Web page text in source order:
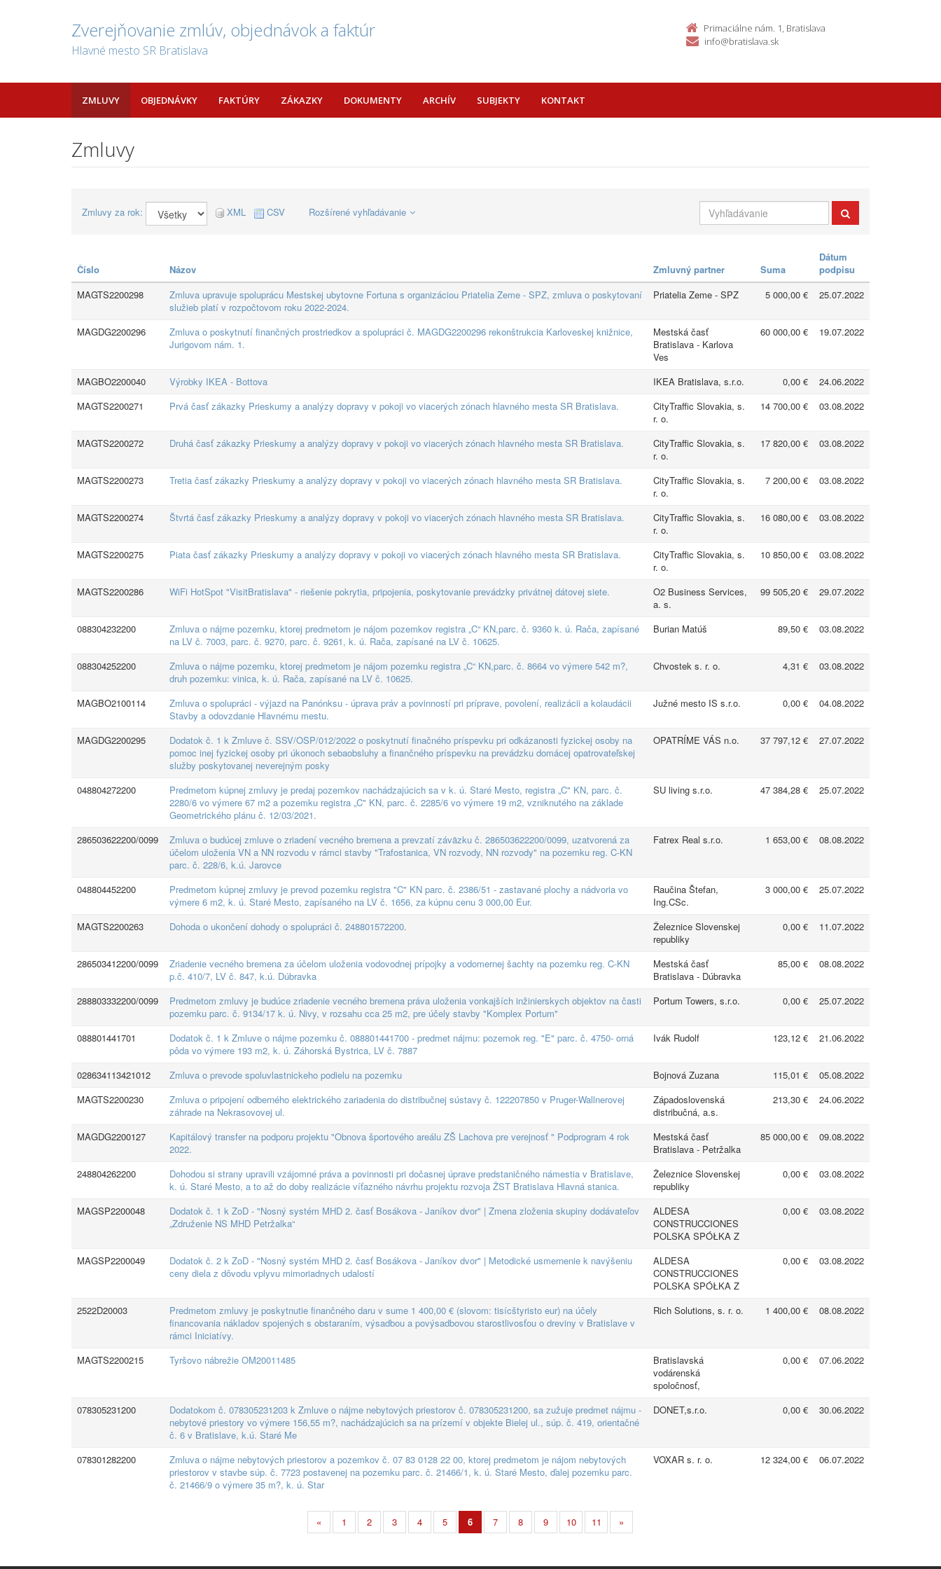
Zverejňovanie zmlúv, objednávok a faktúr
Hlavné mesto SR Bratislava
Primaciálne nám. 1, Bratislava
info@bratislava.sk
ZMLUVY OBJEDNÁVKY FAKTÚRY ZÁKAZKY DOKUMENTY ARCHÍV SUBJEKTY KONTAKT
Zmluvy
Zmluvy za rok: XML CSV Rozšírené vyhľadávanie
Číslo Názov Zmluvný partner Suma
Dátum
podpisu
MAGTS2200298
Zmluva upravuje spoluprácu Mestskej ubytovne Fortuna s organizáciou Priatelia Zeme - SPZ, zmluva o poskytovaní
služieb platí v rozpočtovom roku 2022-2024.
Priatelia Zeme - SPZ 5 000,00 € 25.07.2022
MAGDG2200296
Zmluva o poskytnutí finančných prostriedkov a spolupráci č. MAGDG2200296 rekonštrukcia Karloveskej knižnice,
Jurigovom nám. 1.
Mestská časť
Bratislava - Karlova
Ves
60 000,00 € 19.07.2022
MAGBO2200040 Výrobky IKEA - Bottova IKEA Bratislava, s.r.o. 0,00 €
24.06.2022
MAGTS2200271
Prvá časť zákazky Prieskumy a analýzy dopravy v pokoji vo viacerých zónach hlavného mesta SR Bratislava.
CityTraffic Slovakia, s.
r. o.
14 700,00 € 03.08.2022
MAGTS2200272 Druhá časť zákazky Prieskumy a analýzy dopravy v pokoji vo viacerých zónach hlavného mesta SR Bratislava.
CityTraffic Slovakia, s.
r. o.
17 820,00 € 03.08.2022
MAGTS2200273 Tretia časť zákazky Prieskumy a analýzy dopravy v pokoji vo viacerých zónach hlavného mesta SR Bratislava.
CityTraffic Slovakia, s.
r. o.
7 200,00 € 03.08.2022
MAGTS2200274 Štvrtá časť zákazky Prieskumy a analýzy dopravy v pokoji vo viacerých zónach hlavného mesta SR Bratislava.
CityTraffic Slovakia, s.
r. o.
16 080,00 € 03.08.2022
MAGTS2200275 Piata časť zákazky Prieskumy a analýzy dopravy v pokoji vo viacerých zónach hlavného mesta SR Bratislava.
CityTraffic Slovakia, s.
r. o.
10 850,00 € 03.08.2022
MAGTS2200286 WiFi HotSpot "VisitBratislava" - riešenie pokrytia, pripojenia, poskytovanie prevádzky privátnej dátovej siete.
O2 Business Services,
a. s.
99 505,20 € 29.07.2022
088304232200
Zmluva o nájme pozemku, ktorej predmetom je nájom pozemkov registra „C“ KN,parc. č. 9360 k. ú. Rača, zapísané
na LV č. 7003, parc. č. 9270, parc. č. 9261, k. ú. Rača, zapísané na LV č. 10625.
Burian Matúš 89,50 € 03.08.2022
088304252200
Zmluva o nájme pozemku, ktorej predmetom je nájom pozemku registra „C“ KN,parc. č. 8664 vo výmere 542 m?,
druh pozemku: vinica, k. ú. Rača, zapísané na LV č. 10625.
Chvostek s. r. o. 4,31 € 03.08.2022
MAGBO2100114
Zmluva o spolupráci - výjazd na Panónksu - úprava práv a povinností pri príprave, povolení, realizácii a kolaudácii
Stavby a odovzdanie Hlavnému mestu.
Južné mesto IS s.r.o. 0,00 € 04.08.2022
MAGDG2200295
Dodatok č. 1 k Zmluve č. SSV/OSP/012/2022 o poskytnutí finačného príspevku pri odkázanosti fyzickej osoby na
pomoc inej fyzickej osoby pri úkonoch sebaobsluhy a finančného príspevku na prevádzku domácej opatrovateľskej
služby poskytovanej neverejným posky
OPATRÍME VÁS n.o. 37 797,12 € 27.07.2022
048804272200
Predmetom kúpnej zmluvy je predaj pozemkov nachádzajúcich sa v k. ú. Staré Mesto, registra „C" KN, parc. č.
2280/6 vo výmere 67 m2 a pozemku registra „C" KN, parc. č. 2285/6 vo výmere 19 m2, vzniknutého na základe
Geometrického plánu č. 12/03/2021.
SU living s.r.o. 47 384,28 € 25.07.2022
286503622200/0099
Zmluva o budúcej zmluve o zriadení vecného bremena a prevzatí záväzku č. 286503622200/0099, uzatvorená za
účelom uloženia VN a NN rozvodu v rámci stavby "Trafostanica, VN rozvody, NN rozvody" na pozemku reg. C-KN
parc. č. 228/6, k.ú. Jarovce
Fatrex Real s.r.o. 1 653,00 € 08.08.2022
048804452200
Predmetom kúpnej zmluvy je prevod pozemku registra "C" KN parc. č. 2386/51 - zastavané plochy a nádvoria vo
výmere 6 m2, k. ú. Staré Mesto, zapísaného na LV č. 1656, za kúpnu cenu 3 000,00 Eur.
Raučina Štefan,
Ing.CSc.
3 000,00 € 25.07.2022
MAGTS2200263 Dohoda o ukončení dohody o spolupráci č. 248801572200.
Železnice Slovenskej
republiky
0,00 € 11.07.2022
286503412200/0099
Zriadenie vecného bremena za účelom uloženia vodovodnej prípojky a vodomernej šachty na pozemku reg. C-KN
p.č. 410/7, LV č. 847, k.ú. Dúbravka
Mestská časť
Bratislava - Dúbravka
85,00 € 08.08.2022
288803332200/0099
Predmetom zmluvy je budúce zriadenie vecného bremena práva uloženia vonkajších inžinierskych objektov na časti
pozemku parc. č. 9134/17 k. ú. Nivy, v rozsahu cca 25 m2, pre účely stavby "Komplex Portum"
Portum Towers, s.r.o. 0,00 € 25.07.2022
088801441701
Dodatok č. 1 k Zmluve o nájme pozemku č. 088801441700 - predmet nájmu: pozemok reg. "E" parc. č. 4750- orná
pôda vo výmere 193 m2, k. ú. Záhorská Bystrica, LV č. 7887
Ivák Rudolf 123,12 € 21.06.2022
028634113421012 Zmluva o prevode spoluvlastnickeho podielu na pozemku Bojnová Zuzana 115,01 €
05.08.2022
MAGTS2200230
Zmluva o pripojení odberného elektrického zariadenia do distribučnej sústavy č. 122207850 v Pruger-Wallnerovej
záhrade na Nekrasovovej ul.
Západoslovenská
distribučná, a.s.
213,30 € 24.06.2022
MAGDG2200127
Kapitálový transfer na podporu projektu "Obnova športového areálu ZŠ Lachova pre verejnosť " Podprogram 4 rok
2022.
Mestská časť
Bratislava - Petržalka
85 000,00 € 09.08.2022
248804262200
Dohodou si strany upravili vzájomné práva a povinnosti pri dočasnej úprave predstaničného námestia v Bratislave,
k. ú. Staré Mesto, a to až do doby realizácie víťazného návrhu projektu rozvoja ŽST Bratislava Hlavná stanica.
Železnice Slovenskej
republiky
0,00 € 03.08.2022
MAGSP2200048
Dodatok č. 1 k ZoD - "Nosný systém MHD 2. časť Bosákova - Janíkov dvor" | Zmena zloženia skupiny dodávateľov
„Združenie NS MHD Petržalka“
ALDESA
CONSTRUCCIONES
POLSKA SPÓŁKA Z
0,00 € 03.08.2022
MAGSP2200049
Dodatok č. 2 k ZoD - "Nosný systém MHD 2. časť Bosákova - Janíkov dvor" | Metodické usmernenie k navýšeniu
ceny diela z dôvodu vplyvu mimoriadnych udalostí
ALDESA
CONSTRUCCIONES
POLSKA SPÓŁKA Z
0,00 € 03.08.2022
2522D20003
Predmetom zmluvy je poskytnutie finančného daru v sume 1 400,00 € (slovom: tisícštyristo eur) na účely
financovania nákladov spojených s obstaraním, výsadbou a povýsadbovou starostlivosťou o dreviny v Bratislave v
rámci Iniciatívy.
Rich Solutions, s. r. o. 1 400,00 € 08.08.2022
MAGTS2200215 Tyršovo nábrežie OM20011485
Bratislavská
vodárenská
spoločnosť,
0,00 € 07.06.2022
078305231200
Dodatokom č. 078305231203 k Zmluve o nájme nebytových priestorov č. 078305231200, sa zužuje predmet nájmu -
nebytové priestory vo výmere 156,55 m?, nachádzajúcich sa na prízemí v objekte Bielej ul., súp. č. 419, orientačné
č. 6 v Bratislave, k.ú. Staré Me
DONET,s.r.o. 0,00 € 30.06.2022
078301282200
Zmluva o nájme nebytových priestorov a pozemkov č. 07 83 0128 22 00, ktorej predmetom je nájom nebytových
priestorov v stavbe súp. č. 7723 postavenej na pozemku parc. č. 21466/1, k. ú. Staré Mesto, ďalej pozemku parc.
č. 21466/9 o výmere 35 m?, k. ú. Star
VOXAR s. r. o. 12 324,00 € 06.07.2022
« 1 2 3 4 5 6 7 8 9 10 11 »